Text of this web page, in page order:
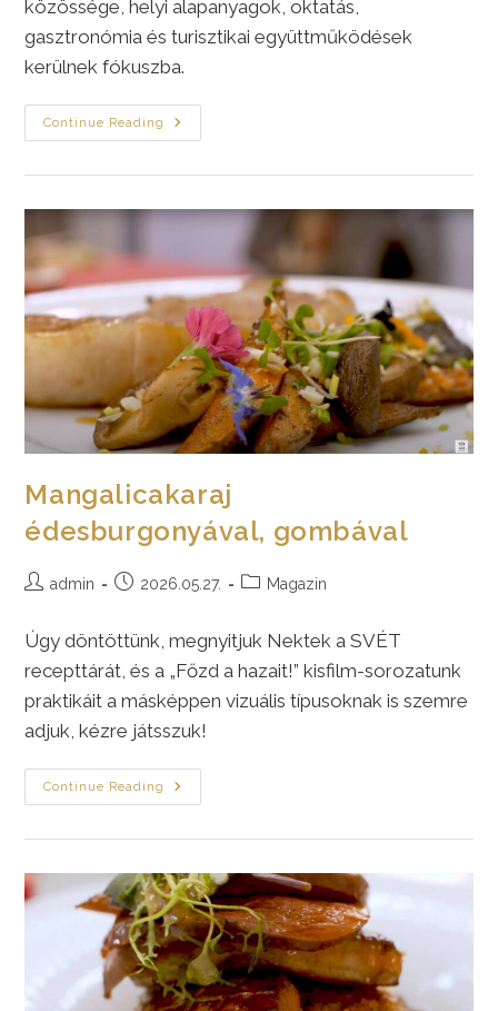
közössége, helyi alapanyagok, oktatás,
gasztronómia és turisztikai együttműködések
kerülnek fókuszba.
Continue Reading
Újabb
Állomás
Programsorozatban
Mangalicakaraj
édesburgonyával, gombával
Postadmin
Post2026.05.27.
PostMagazin
Úgy döntöttünk, megnyitjuk Nektek a SVÉT
recepttárát, és a „Főzd a hazait!” kisfilm-sorozatunk
praktikáit a másképpen vizuális típusoknak is szemre
adjuk, kézre játsszuk!
Continue Reading
Mangalicakaraj
Édesburgonyával,